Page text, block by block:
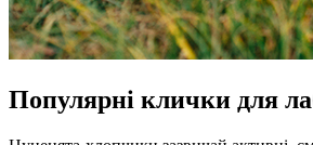
Популярні клички для